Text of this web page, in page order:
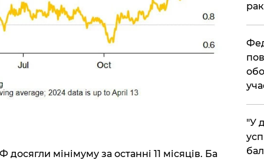
мінімуму за останні 11 місяців. Ба
​"У